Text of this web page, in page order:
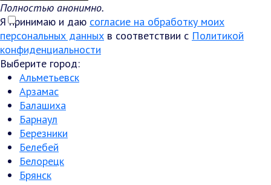
Полностью анонимно.
Я принимаю и даю согласие на обработку моих
персональных данных в соответствии с Политикой
конфиденциальности
Выберите город:
Альметьевск
Арзамас
Балашиха
Барнаул
Березники
Белебей
Белорецк
Брянск